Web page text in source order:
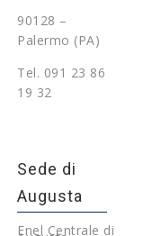
90128 –
Palermo (PA)
Tel. 091 23 86
19 32
Sede di
Augusta
Enel Centrale di